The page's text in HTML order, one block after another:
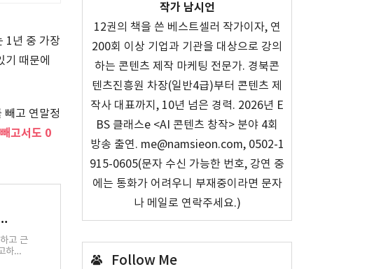
1년 중 가장
때문에
빼고 연말정
고서도 0
세액공제 이월 신청하기
고 근
하는
작가 남시언
12권의 책을 쓴 베스트셀러 작가이자, 연
200회 이상 기업과 기관을 대상으로 강의
하는 콘텐츠 제작 마케팅 전문가. 경북콘
텐츠진흥원 차장(일반4급)부터 콘텐츠 제
작사 대표까지, 10년 넘은 경력. 2026년 E
BS 클래스e <AI 콘텐츠 창작> 분야 4회
방송 출연. me@namsieon.com, 0502-1
915-0605(문자 수신 가능한 번호, 강연 중
에는 통화가 어려우니 부재중이라면 문자
나 메일로 연락주세요.)
Follow Me